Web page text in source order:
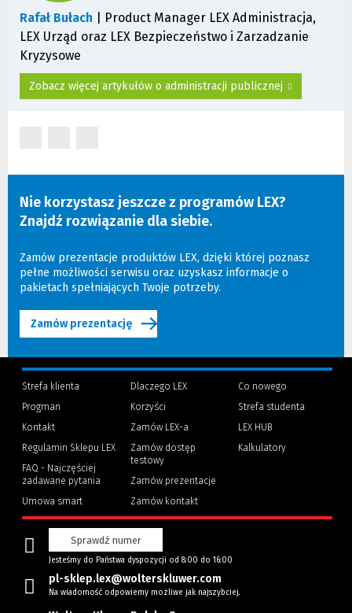
Rafał Bułach
| Product Manager LEX Administracja,
LEX Urząd oraz LEX Bezpieczeństwo i Zarzadzanie
Kryzysowe
Zobacz więcej artykułów o administracji publicznej
Nie korzystasz jeszcze z programów LEX?
Znajdź rozwiązanie dla siebie.
Zamów prezentacje produktów LEX, dzięki której poznasz
pełne możliwości serwisu oraz uzyskasz informacje o
pakietach spełniających Twoje potrzeby.
Zamów prezentację
Strefa klienta
Progman
Kontakt
Regulamin Sklepu LEX
FAQ - Najczęściej
zadawane pytania
Umowa smart
Dlaczego LEX
Korzyści
Zamów LEX-a
Zamów dostęp
testowy
Zamów prezentacje
Zamów kontakt
Co nowego
Strefa studenta
LEX HUB
innej
strony)
Kalkulatory
Sprawdź numer
Jesteśmy do Państwa dyspozycji od 8:00 do 16:00
pl-sklep.lex@wolterskluwer.com
Na wiadomość odpowiemy możliwe jak najszybciej.